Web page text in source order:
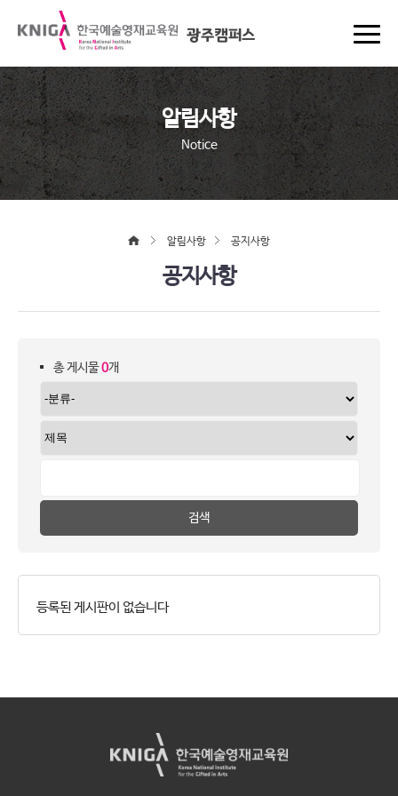
광주캠퍼스
알림사항
Notice
알림사항 공지사항
공지사항
총 게시물0개
검색
등록된 게시판이 없습니다